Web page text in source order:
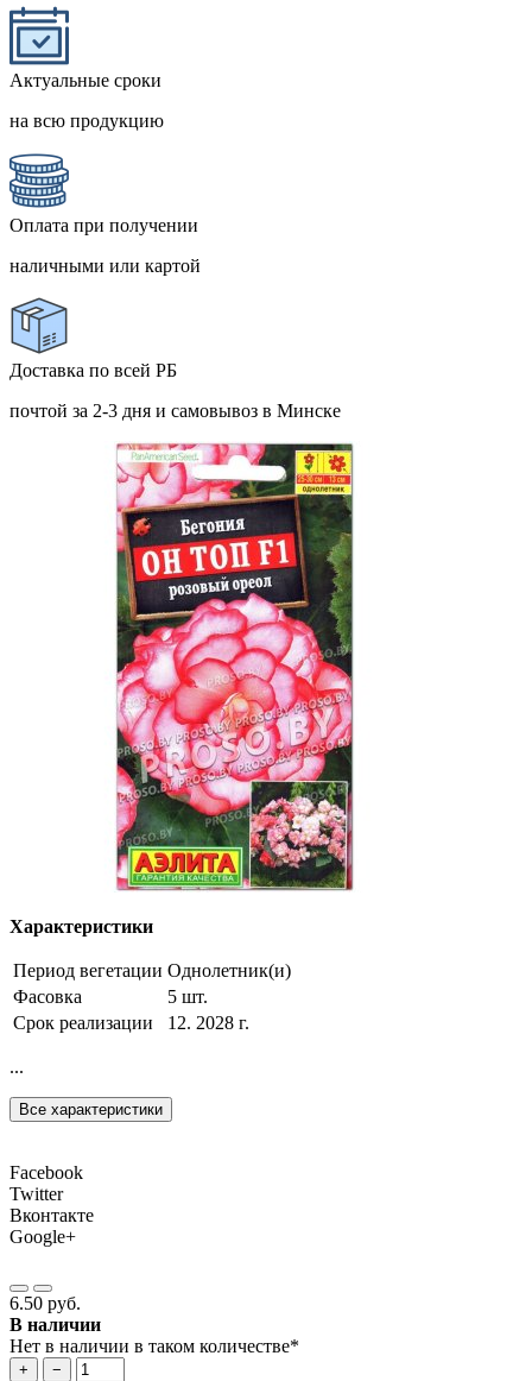
Актуальные сроки
на всю продукцию
Оплата при получении
наличными или картой
Доставка по всей РБ
почтой за 2-3 дня и самовывоз в Минске
Характеристики
Период вегетации Однолетник(и)
Фасовка
5 шт.
Срок реализации
12. 2028 г.
...
Все характеристики
Facebook
Twitter
Вконтакте
Google+
6.50 руб.
В наличии
Нет в наличии в таком количестве*
+
−